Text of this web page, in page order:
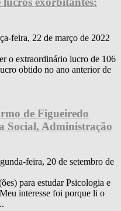
feira, 22 de março de 2022
o extraordinário lucro de 106
obtido no ano anterior de
de Figueiredo
Social, Administração
feira, 20 de setembro de
para estudar Psicologia e
interesse foi porque li o